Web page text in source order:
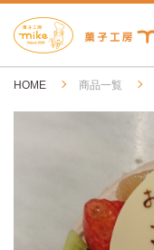
HOME 商品一覧